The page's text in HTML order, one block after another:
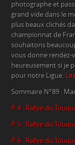
photographe et
grand vide dans le
plus beaux clichés
championnat de
souhaitons
vous donne
heureusement si je
pour notre Ligue.
Sommaire N°89 :
P. 4 : Rallye du
P. 5 : Rallye du
P. 6 : Rallye du